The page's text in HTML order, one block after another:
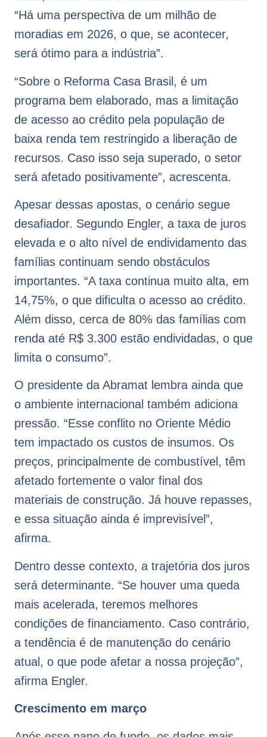
“Há uma perspectiva de um milhão de
moradias em 2026, o que, se acontecer,
será ótimo para a indústria”.
“Sobre o Reforma Casa Brasil, é um
programa bem elaborado, mas a limitação
de acesso ao crédito pela população de
baixa renda tem restringido a liberação de
recursos. Caso isso seja superado, o setor
será afetado positivamente”, acrescenta.
Apesar dessas apostas, o cenário segue
desafiador. Segundo Engler, a taxa de juros
elevada e o alto nível de endividamento das
famílias continuam sendo obstáculos
importantes. “A taxa continua muito alta, em
14,75%, o que dificulta o acesso ao crédito.
Além disso, cerca de 80% das famílias com
renda até R$ 3.300 estão endividadas, o que
limita o consumo”.
O presidente da Abramat lembra ainda que
o ambiente internacional também adiciona
pressão. “Esse conflito no Oriente Médio
tem impactado os custos de insumos. Os
preços, principalmente de combustível, têm
afetado fortemente o valor final dos
materiais de construção. Já houve repasses,
e essa situação ainda é imprevisível”,
afirma.
Dentro desse contexto, a trajetória dos juros
será determinante. “Se houver uma queda
mais acelerada, teremos melhores
condições de financiamento. Caso contrário,
a tendência é de manutenção do cenário
atual, o que pode afetar a nossa projeção”,
afirma Engler.
Crescimento em março